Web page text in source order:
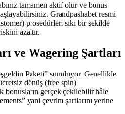
tamamen aktif olur ve bonus
Grandpashabet resmi
prosedürleri sıkı bir şekilde
azaltır.
ve Wagering Şartları
Paketi” sunuluyor. Genellikle
dönüş (free spin)
bonusların gerçek çekilebilir hâle
yani çevrim şartlarını yerine